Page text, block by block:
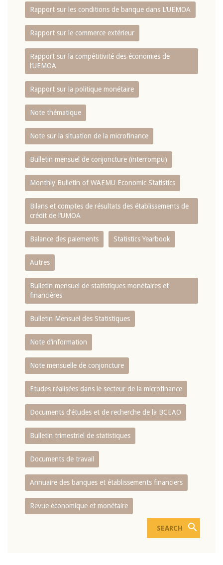
Rapport sur les conditions de banque dans L‘UEMOA
Rapport sur le commerce extérieur
Rapport sur la compétitivité des économies de
l‘UEMOA
Rapport sur la politique monétaire
Note thématique
Note sur la situation de la microfinance
Bulletin mensuel de conjoncture (interrompu)
Monthly Bulletin of WAEMU Economic Statistics
Bilans et comptes de résultats des établissements de
crédit de l‘UMOA
Balance des paiements Statistics Yearbook
Autres
Bulletin mensuel de statistiques monétaires et
financières
Bulletin Mensuel des Statistiques
Note d’information
Note mensuelle de conjoncture
Etudes réalisées dans le secteur de la microfinance
Documents d’études et de recherche de la BCEAO
Bulletin trimestriel de statistiques
Documents de travail
Annuaire des banques et établissements financiers
Revue économique et monétaire